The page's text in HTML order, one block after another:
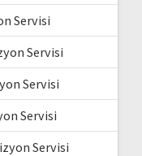
Servisi
Servisi
Servisi
Servisi
Servisi